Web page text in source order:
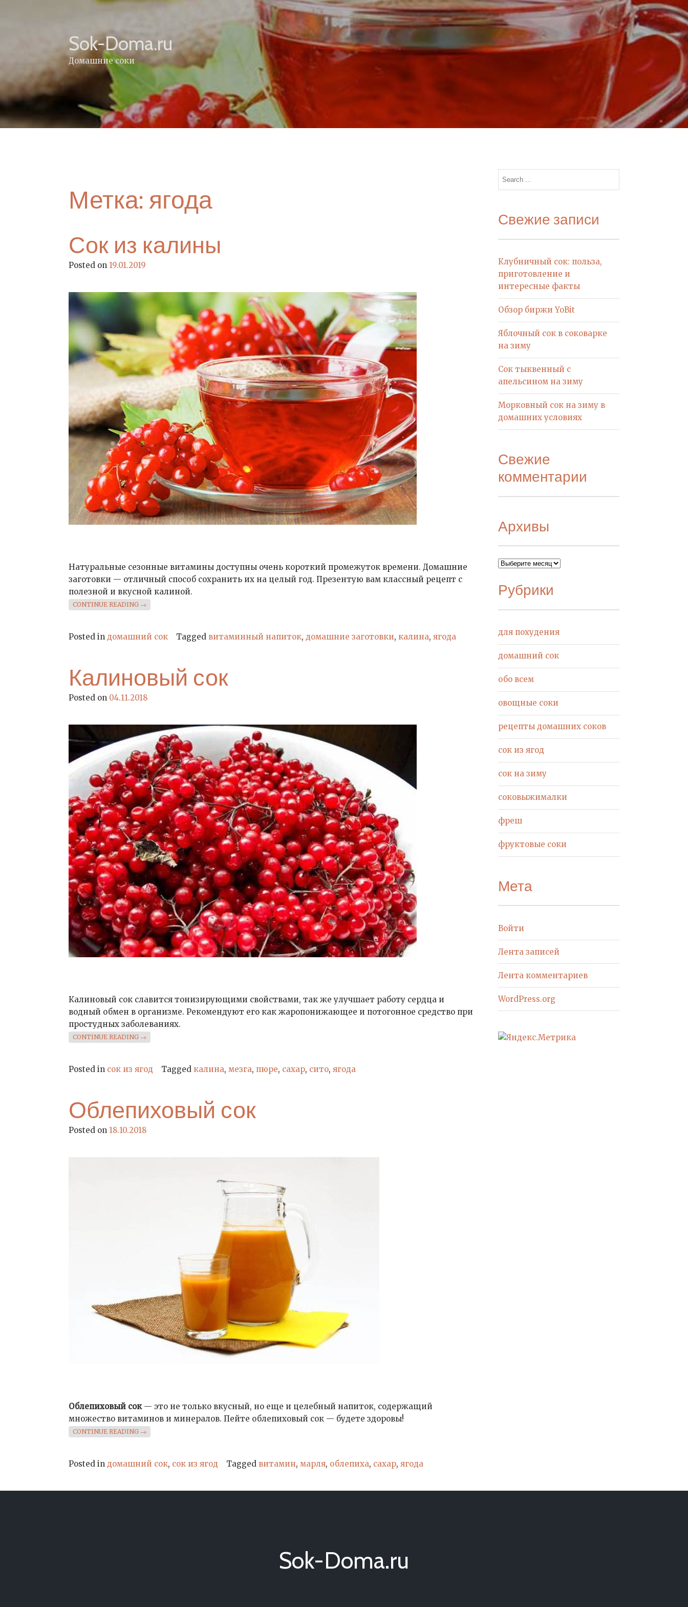
Sok-Doma.ru
Домашние соки
Метка:ягода
Сок из калины
Posted on 19.01.2019
Натуральные сезонные витамины доступны очень короткий промежуток времени. Домашние
заготовки — отличный способ сохранить их на целый год. Презентую вам классный рецепт с
полезной и вкусной калиной.
CONTINUE READING «СОК ИЗ КАЛИНЫ»
→
Posted inдомашний сок Tagged витаминный напиток,домашние заготовки, калина,ягода
Калиновый сок
Posted on 04.11.2018
Калиновый сок славится тонизирующими свойствами, так же улучшает работу сердца и
водный обмен в организме. Рекомендуют его как жаропонижающее и потогонное средство при
простудных заболеваниях.
CONTINUE READING «КАЛИНОВЫЙ СОК»
→
Posted in сок из ягод Tagged калина,мезга, пюре, сахар, сито,ягода
Облепиховый сок
Posted on 18.10.2018
Облепиховый сок— это не только вкусный, но еще и целебный напиток, содержащий
множество витаминов и минералов. Пейте облепиховый сок — будете здоровы!
CONTINUE READING «ОБЛЕПИХОВЫЙ СОК»
→
Posted inдомашний сок, сок из ягод Tagged витамин,марля, облепиха, сахар,ягода
Search
Свежие записи
Клубничный сок: польза,
приготовление и
интересные факты
Обзор биржи YoBit
Яблочный сок в соковарке
на зиму
Сок тыквенный с
апельсином на зиму
Морковный сок на зиму в
домашних условиях
Свежие
комментарии
Архивы
Архивы
Рубрики
для похудения
домашний сок
обо всем
овощные соки
рецепты домашних соков
сок из ягод
сок на зиму
соковыжималки
фреш
фруктовые соки
Мета
Войти
Лента записей
Лента комментариев
WordPress.org
Sok-Doma.ru